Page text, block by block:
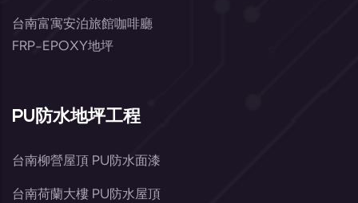
台南富寓安泊旅館咖啡廳
FRP-EPOXY地坪
PU防水地坪工程
台南柳營屋頂 PU防水面漆
台南荷蘭大樓 PU防水屋頂